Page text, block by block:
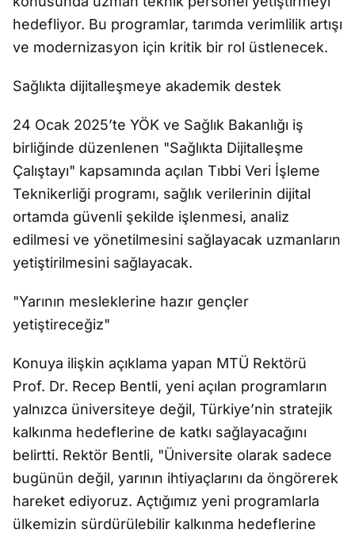
hedefliyor. Bu programlar, tarımda verimlilik artışı
ve modernizasyon için kritik bir rol üstlenecek.
Sağlıkta dijitalleşmeye akademik destek
24 Ocak 2025’te YÖK ve Sağlık Bakanlığı iş
birliğinde düzenlenen "Sağlıkta Dijitalleşme
Çalıştayı" kapsamında açılan Tıbbi Veri İşleme
Teknikerliği programı, sağlık verilerinin dijital
ortamda güvenli şekilde işlenmesi, analiz
edilmesi ve yönetilmesini sağlayacak uzmanların
yetiştirilmesini sağlayacak.
"Yarının mesleklerine hazır gençler
yetiştireceğiz"
Konuya ilişkin açıklama yapan MTÜ Rektörü
Prof. Dr. Recep Bentli, yeni açılan programların
yalnızca üniversiteye değil, Türkiye’nin stratejik
kalkınma hedeflerine de katkı sağlayacağını
belirtti. Rektör Bentli, "Üniversite olarak sadece
bugünün değil, yarının ihtiyaçlarını da öngörerek
hareket ediyoruz. Açtığımız yeni programlarla
ülkemizin sürdürülebilir kalkınma hedeflerine